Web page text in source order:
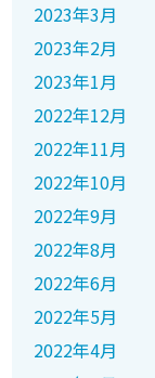
2023年3月
2023年2月
2023年1月
2022年12月
2022年11月
2022年10月
2022年9月
2022年8月
2022年6月
2022年5月
2022年4月